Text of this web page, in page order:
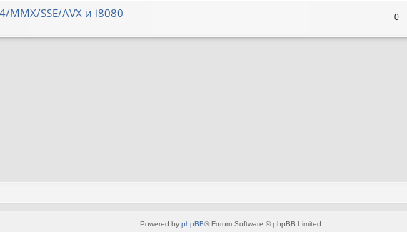
MMX/SSE/AVX и i8080 0
Powered by phpBB® Forum Software © phpBB Limited